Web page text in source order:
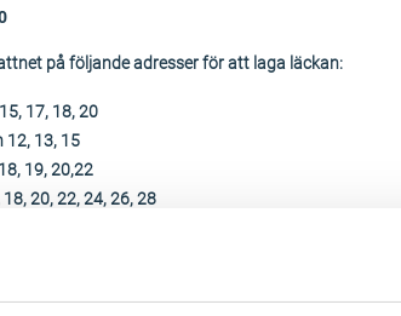
på följande adresser för att laga läckan:
17, 18, 20
12, 13, 15
19, 20,22
20, 22, 24, 26, 28
kan det vara missfärgat, detta avhjälper du